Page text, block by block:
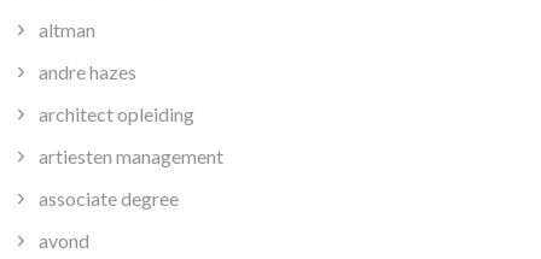
altman
andre hazes
architect opleiding
artiesten management
associate degree
avond